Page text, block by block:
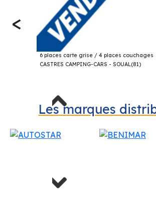
CASTRES CAMPING-CARS
331 Av des Frères Lumières
Z.A de la Prade
81580 Soual
Concessionnaire BENIMAR /
<
CAMPEREVE CAP COAST BVA VAN 2024
6 places carte grise / 4 places couchages
CASTRES CAMPING-CARS - SOUAL(81)
Les marques
Previous